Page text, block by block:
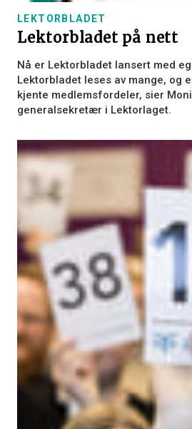
LEKTORBLADET
Lektorbladet på nett
Nå er Lektorbladet lansert med
Lektorbladet leses av mange, og
kjente medlemsfordeler, sier
generalsekretær i Lektorlaget.
VIS